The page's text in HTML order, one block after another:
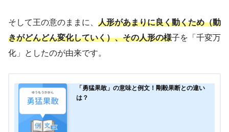
そして王の意のままに、 人形があまりに良く動くため（動
きがどんどん変化していく）、その人形の様子を「千変万
化」としたのが由来です。
「勇猛果敢」の意味と例文！剛毅果断との違い
は？